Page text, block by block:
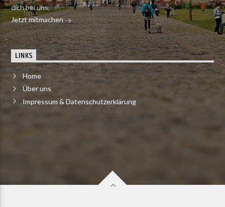
dich bei uns.
Jetzt mitmachen
LINKS
Home
Über uns
Impressum & Datenschutzerklärung